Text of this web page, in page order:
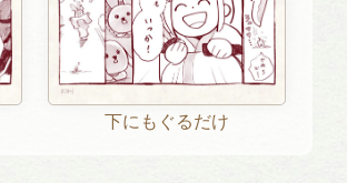
下にもぐるだけ